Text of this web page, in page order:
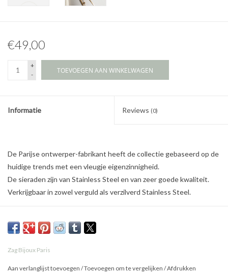
€49,00
+
-
TOEVOEGEN AAN WINKELWAGEN
Informatie Reviews (0)
De Parijse ontwerper-fabrikant heeft de collectie gebaseerd op de
huidige trends met een vleugje eigenzinnigheid.
De sieraden zijn van Stainless Steel en van zeer goede kwaliteit.
Verkrijgbaar in zowel verguld als verzilverd Stainless Steel.
Zag Bijoux Paris
Aan verlanglijst toevoegen /Toevoegen om te vergelijken /Afdrukken